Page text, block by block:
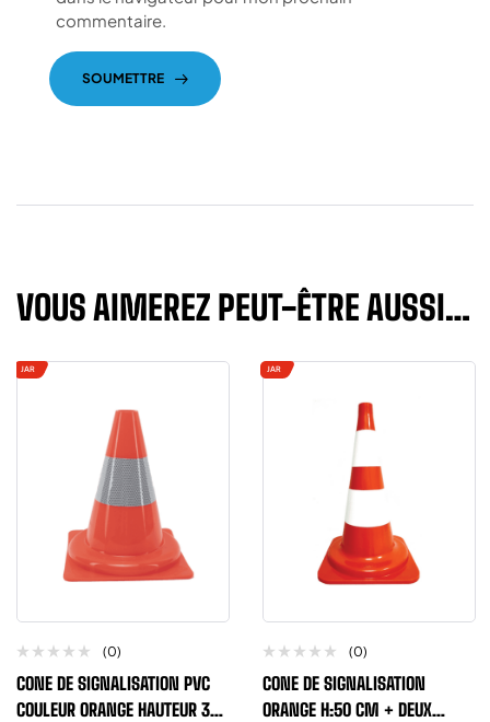
commentaire.
SOUMETTRE
VOUS AIMEREZ PEUT-ÊTRE AUSSI…
JAR
(0)
CONE DE SIGNALISATION PVC
COULEUR ORANGE HAUTEUR 30
JAR
(0)
CONE DE SIGNALISATION
ORANGE H:50 CM + DEUX